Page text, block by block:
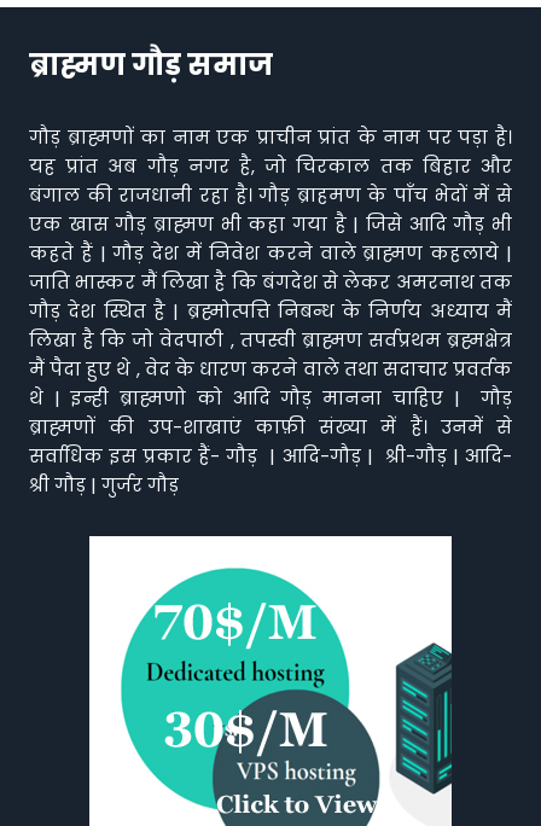
ब्राह्मण गौड़ समाज
गौड़ ब्राह्मणों का नाम एक प्राचीन प्रांत के नाम पर पड़ा है।
यह प्रांत अब गौड़ नगर है, जो चिरकाल तक बिहार और
बंगाल की राजधानी रहा है। गौड़ ब्राहमण के पाँच भेदों में से
एक खास गौड़ ब्राह्मण भी कहा गया है | जिसे आदि गौड़ भी
कहते हैं | गौड़ देश में निवेश करने वाले ब्राह्मण कहलाये |
जाति भास्कर मैं लिखा है कि बंगदेश से लेकर अमरनाथ तक
गौड़ देश स्थित है | ब्रह्मोत्पत्ति निबन्ध के निर्णय अध्याय मैं
लिखा है कि जो वेदपाठी , तपस्वी ब्राह्मण सर्वप्रथम ब्रह्मक्षेत्र
मैं पैदा हुए थे , वेद के धारण करने वाले तथा सदाचार प्रवर्तक
थे | इन्ही ब्राह्मणो को आदि गौड़ मानना चाहिए | गौड़
ब्राह्मणों की उप-शाखाएं काफ़ी संख्या में हैं। उनमें से
सर्वाधिक इस प्रकार हैं- गौड़ | आदि-गौड़ | श्री-गौड़ | आदि-
श्री गौड़ | गुर्जर गौड़